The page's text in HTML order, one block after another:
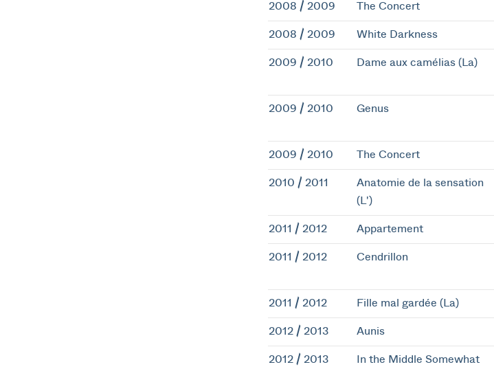
2008 / 2009 The Concert
2008 / 2009 White Darkness
2009 / 2010 Dame aux camélias (La)
2009 / 2010 Genus
2009 / 2010 The Concert
2010 / 2011
Anatomie de la sensation
(L')
2011 / 2012 Appartement
2011 / 2012 Cendrillon
2011 / 2012 Fille mal gardée (La)
2012 / 2013 Aunis
2012 / 2013
In the Middle Somewhat